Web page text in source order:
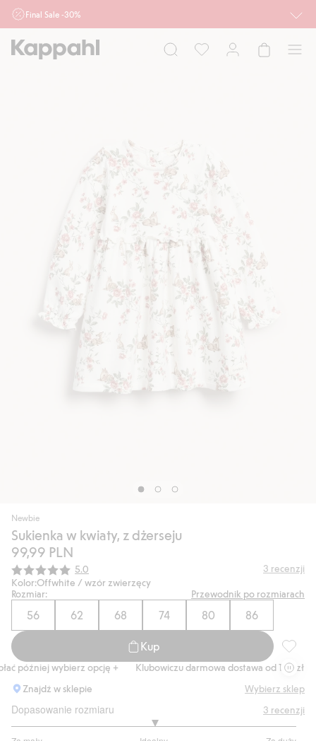
Final Sale -30%
działu outlet do 10.8 w sklepach Kappahl i Newbie oraz na kappahl.com. Ofert
nie łączymy
Newbie
Sukienka w kwiaty, z dżerseju
99,99 PLN
Średnia ocena:
5.0 3 recenzji
Kolor:Offwhite / wzór zwierzęcy
Rozmiar:
Przewodnik po rozmiarach
56 62 68 74 80 86
Kup
później wybierz opcję + Klubowiczu darmowa dostawa od 150 zł
Znajdź w sklepie
Wybierz sklep
Dopasowanie rozmiaru 3 recenzji